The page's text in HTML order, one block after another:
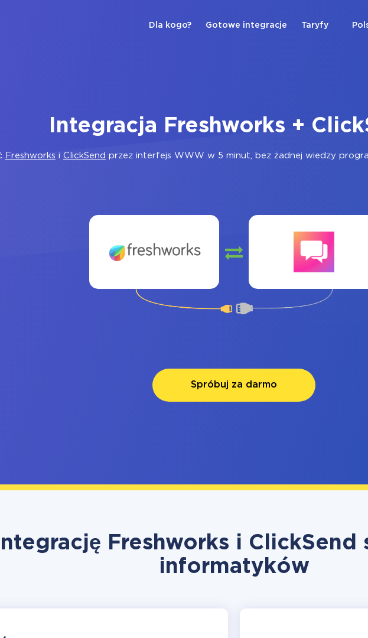
Dla kogo? Gotowe integracje Taryfy
Integracja Freshworks +
Freshworks i ClickSend przez interfejs WWW w 5 minut, bez żadnej wiedzy
Spróbuj za darmo
Freshworks i ClickSend
informatyków